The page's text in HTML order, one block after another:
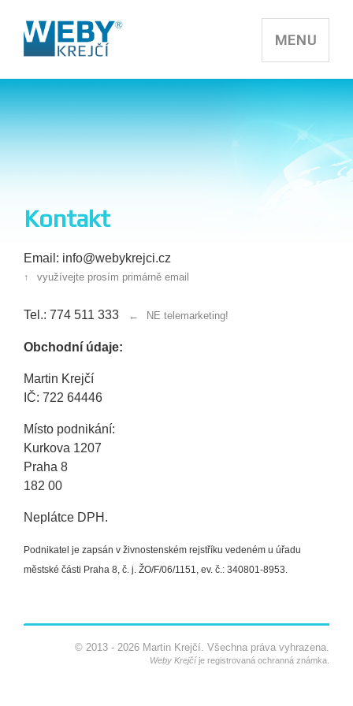
MENU
Kontakt
Email: info@webykrejci.cz
↑ využívejte prosím primárně email
Tel.: 774 511 333 ← NE telemarketing!
Obchodní údaje:
Martin Krejčí
IČ: 722 64446
Místo podnikání:
Kurkova 1207
Praha 8
182 00
Neplátce DPH.
Podnikatel je zapsán v živnostenském rejstříku vedeném u úřadu
městské části Praha 8, č. j. ŽO/F/06/1151, ev. č.: 340801-8953.
© 2013 - 2026 Martin Krejčí. Všechna práva vyhrazena.
Weby Krejčíje registrovaná ochranná známka.